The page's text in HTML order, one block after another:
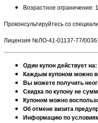
Возрастное ограничение:
Проконсультируйтесь со
Лицензия №ЛО-41-01137-77/
Один купон действует
Каждым купоном можно
Вы можете получить
Скидка по купону не
Купоном можно
Об отмене визита
Информацию по